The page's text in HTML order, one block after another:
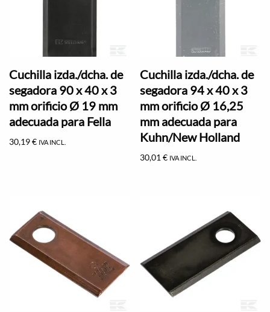
Cuchilla izda./dcha. de
segadora 90 x 40 x 3
mm orificio Ø 19 mm
adecuada para Fella
30,19€ IVA INCL.
Cuchilla izda./dcha. de
segadora 94 x 40 x 3
mm orificio Ø 16,25
mm adecuada para
Kuhn/New Holland
30,01€ IVA INCL.